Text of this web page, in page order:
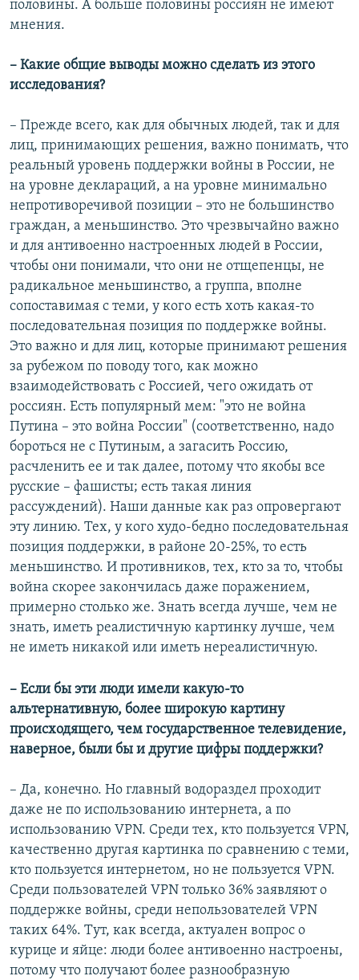
половины. А больше половины россиян не имеют
мнения.
– Какие общие выводы можно сделать из этого
исследования?
– Прежде всего, как для обычных людей, так и для
лиц, принимающих решения, важно понимать, что
реальный уровень поддержки войны в России, не
на уровне деклараций, а на уровне минимально
непротиворечивой позиции – это не большинство
граждан, а меньшинство. Это чрезвычайно важно
и для антивоенно настроенных людей в России,
чтобы они понимали, что они не отщепенцы, не
радикальное меньшинство, а группа, вполне
сопоставимая с теми, у кого есть хоть какая-то
последовательная позиция по поддержке войны.
Это важно и для лиц, которые принимают решения
за рубежом по поводу того, как можно
взаимодействовать с Россией, чего ожидать от
россиян. Есть популярный мем: "это не война
Путина – это война России" (соответственно, надо
бороться не с Путиным, а загасить Россию,
расчленить ее и так далее, потому что якобы все
русские – фашисты; есть такая линия
рассуждений). Наши данные как раз опровергают
эту линию. Тех, у кого худо-бедно последовательная
позиция поддержки, в районе 20-25%, то есть
меньшинство. И противников, тех, кто за то, чтобы
война скорее закончилась даже поражением,
примерно столько же. Знать всегда лучше, чем не
знать, иметь реалистичную картинку лучше, чем
не иметь никакой или иметь нереалистичную.
– Если бы эти люди имели какую-то
альтернативную, более широкую картину
происходящего, чем государственное телевидение,
наверное, были бы и другие цифры поддержки?
– Да, конечно. Но главный водораздел проходит
даже не по использованию интернета, а по
использованию VPN. Среди тех, кто пользуется VPN,
качественно другая картинка по сравнению с теми,
кто пользуется интернетом, но не пользуется VPN.
Среди пользователей VPN только 36% заявляют о
поддержке войны, среди непользователей VPN
таких 64%. Тут, как всегда, актуален вопрос о
курице и яйце: люди более антивоенно настроены,
потому что получают более разнообразную